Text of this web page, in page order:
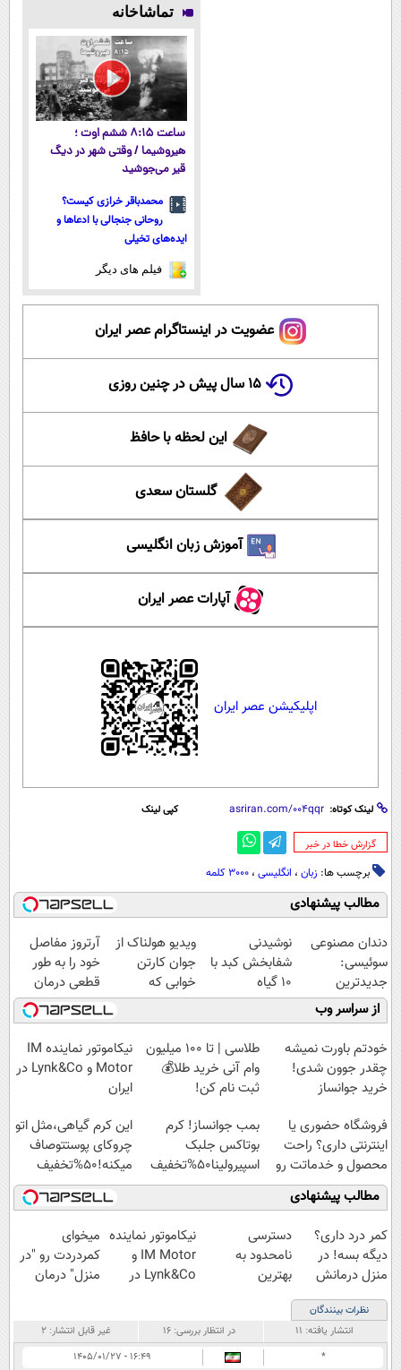
آموزش رایگان
تماشاخانه
ساعت ۸:۱۵ ششم اوت ؛
هیروشیما / وقتی شهر در دیگ
قیر می‌جوشید
محمدباقر خرازی کیست؟
روحانی جنجالی با ادعاها و
ایده‌های تخیلی
فیلم های دیگر
عضویت در اینستاگرام عصر ایران
۱۵ سال پیش در چنین روزی
این لحظه با حافظ
گلستان سعدی
آموزش زبان انگلیسی
آپارات عصر ایران
اپلیکیشن عصر ایران
لینک کوتاه: کپی لینک
‌گزارش خطا در خبر
برچسب ها: زبان ، انگلیسی ، 3000 کلمه
مطالب پیشنهادی
دندان مصنوعی
سوئیسی:
جدیدترین
فناوری اروپا،
سبک و مقاوم |
پرداخت قسطی
نوشیدنی
شفابخش کبد با
10 گیاه
موثر(تخفیف تا
امشب)
ویدیو هولناک از
جوان کارتن
خوابی که
میلیاردر شد.
آموزش رایگان
آرتروز مفاصل
خود را به طور
قطعی درمان
کنید!
◗پرسش‌نامه◖
از سراسر وب
خودتم باورت نمیشه
چقدر جوون شدی!
خرید جوانساز
ویژه
طلاسی | تا 100 میلیون
وام آنی خرید طلا💰
ثبت نام کن!
نیکاموتور نماینده IM
Motor و Lynk&Co در
ایران
فروشگاه حضوری یا
اینترنتی داری؟ راحت
محصول و خدماتت رو
بفروش
بمب جوانساز! کرم
بوتاکس جلبک
اسپیرولینا50%تخفیف
این کرم گیاهی،مثل اتو
چروکای پوستتوصاف
میکنه!50%تخفیف
مطالب پیشنهادی
کمر درد داری؟
دیگه بسه! در
منزل درمانش
کن
(◀پرسش‌نامه)
دسترسی
نامحدود به
بهترین
نیکاموتور نماینده
IM Motor و
Lynk&Co در
میخوای
کمردردت رو "در
منزل" درمان
نظرات بینندگان
انتشار یافته: ۱۱ در انتظار بررسی:۱۶ غیر قابل انتشار:۲
*
۱۶:۴۹ - ۱۴۰۵/۰۱/۲۷